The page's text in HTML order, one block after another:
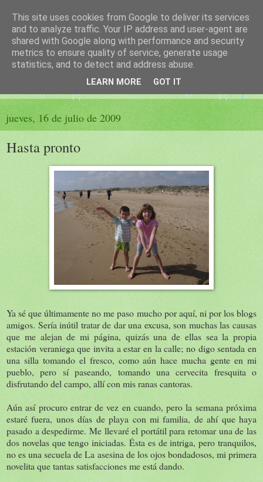
El sueño de las palabras
PÁGINA LITERARIA DE FELISA MORENO
jueves, 16 de julio de 2009
Hasta pronto
Ya sé que últimamente no me paso mucho por aquí, ni por los blogs
amigos. Sería inútil tratar de dar una excusa, son muchas las causas
que me alejan de mi página, quizás una de ellas sea la propia
estación veraniega que invita a estar en la calle; no digo sentada en
una silla tomando el fresco, como aún hace mucha gente en mi
pueblo, pero sí paseando, tomando una cervecita fresquita o
disfrutando del campo, allí con mis ranas cantoras.
Aún así procuro entrar de vez en cuando, pero la semana próxima
estaré fuera, unos días de playa con mi familia, de ahí que haya
pasado a despedirme. Me llevaré el portátil para retomar una de las
dos novelas que tengo iniciadas. Ésta es de intriga, pero tranquilos,
no es una secuela de La asesina de los ojos bondadosos, mi primera
novelita que tantas satisfacciones me está dando.
This site uses cookies from Google to deliver its services
and to analyze traffic. Your IP address and user-agent are
shared with Google along with performance and security
metrics to ensure quality of service, generate usage
statistics, and to detect and address abuse.
LEARN MORE GOT IT